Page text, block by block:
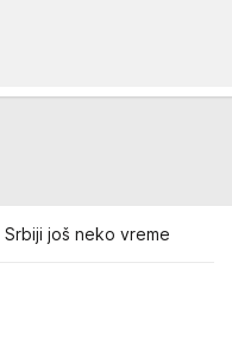
još neko vreme